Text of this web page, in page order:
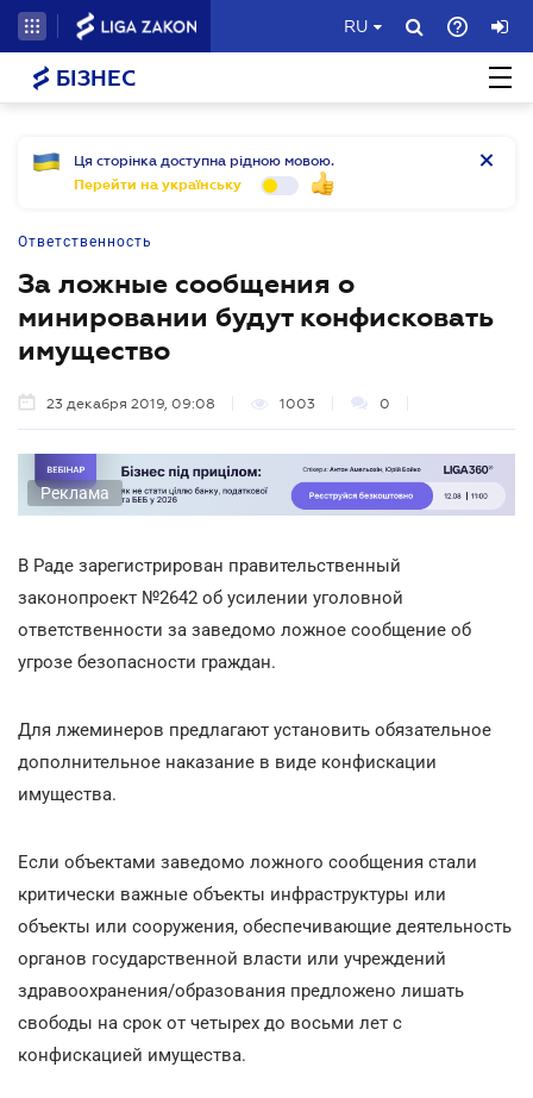
RU
БІЗНЕС
Ця сторінка доступна рідною мовою.
Перейти на українську
Ответственность
За ложные сообщения о
минировании будут конфисковать
имущество
23 декабря 2019, 09:08 1003 0
Реклама
В Раде зарегистрирован правительственный
законопроект №2642 об усилении уголовной
ответственности за заведомо ложное сообщение об
угрозе безопасности граждан.
Для лжеминеров предлагают установить обязательное
дополнительное наказание в виде конфискации
имущества.
Если объектами заведомо ложного сообщения стали
критически важные объекты инфраструктуры или
объекты или сооружения, обеспечивающие деятельность
органов государственной власти или учреждений
здравоохранения/образования предложено лишать
свободы на срок от четырех до восьми лет с
конфискацией имущества.